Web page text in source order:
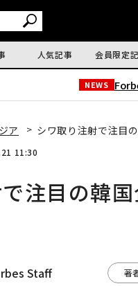
人気記事 会員限定
NEWS
ア シワ取り注射で注目
11:30
注目の韓
Staff 著